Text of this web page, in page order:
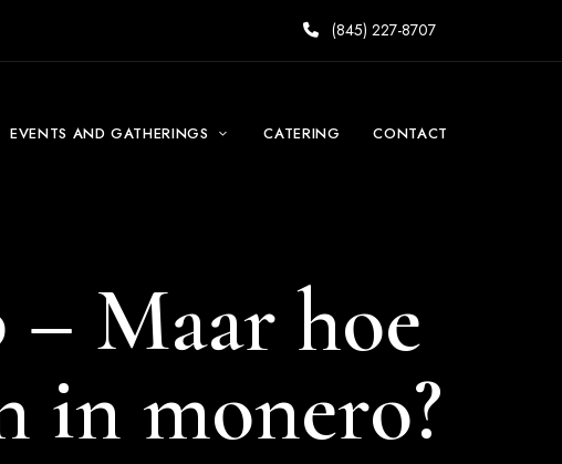
(845) 227-8707
EVENTS AND GATHERINGS CATERING CONTACT
Maar hoe
in monero?